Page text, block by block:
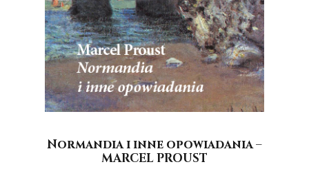
Normandia i inne opowiadania –
MARCEL PROUST